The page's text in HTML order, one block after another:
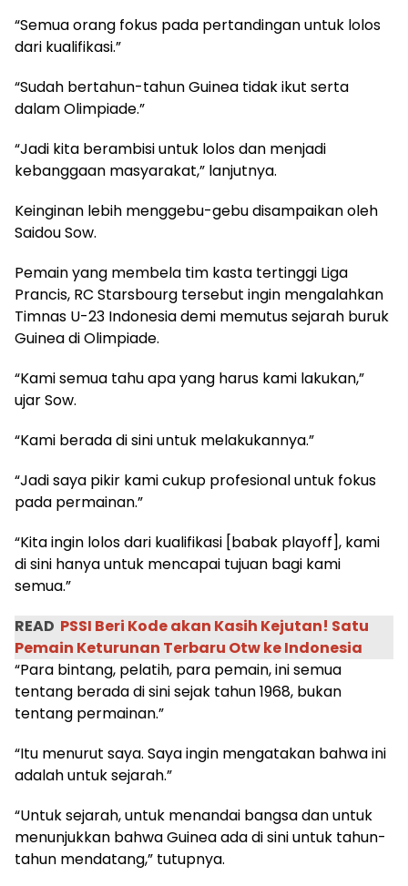
“Semua orang fokus pada pertandingan untuk lolos
dari kualifikasi.”
“Sudah bertahun-tahun Guinea tidak ikut serta
dalam Olimpiade.”
“Jadi kita berambisi untuk lolos dan menjadi
kebanggaan masyarakat,” lanjutnya.
Keinginan lebih menggebu-gebu disampaikan oleh
Saidou Sow.
Pemain yang membela tim kasta tertinggi Liga
Prancis, RC Starsbourg tersebut ingin mengalahkan
Timnas U-23 Indonesia demi memutus sejarah buruk
Guinea di Olimpiade.
“Kami semua tahu apa yang harus kami lakukan,”
ujar Sow.
“Kami berada di sini untuk melakukannya.”
“Jadi saya pikir kami cukup profesional untuk fokus
pada permainan.”
“Kita ingin lolos dari kualifikasi [babak playoff], kami
di sini hanya untuk mencapai tujuan bagi kami
semua.”
READ PSSI Beri Kode akan Kasih Kejutan! Satu
Pemain Keturunan Terbaru Otw ke Indonesia
“Para bintang, pelatih, para pemain, ini semua
tentang berada di sini sejak tahun 1968, bukan
tentang permainan.”
“Itu menurut saya. Saya ingin mengatakan bahwa ini
adalah untuk sejarah.”
“Untuk sejarah, untuk menandai bangsa dan untuk
menunjukkan bahwa Guinea ada di sini untuk tahun-
tahun mendatang,” tutupnya.